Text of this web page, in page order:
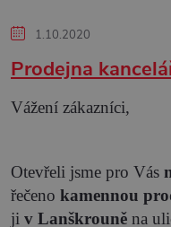
1.10.2020
Prodejna
Vážení zákazníci,
Otevřeli jsme pro Vás
řečeno kamennou
ji v Lanškrouně na